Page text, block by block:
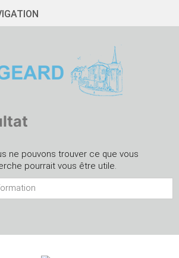
ne pouvons trouver ce que vous
pourrait vous être utile.